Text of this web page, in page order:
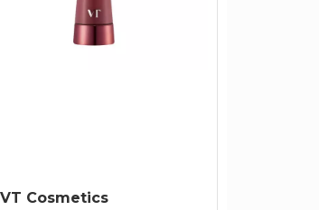
VT Cosmetics